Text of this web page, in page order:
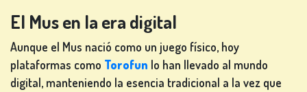
El Mus en la era digital
Aunque el Mus nació como un juego físico, hoy
plataformas como Torofun lo han llevado al mundo
digital, manteniendo la esencia tradicional a la vez que